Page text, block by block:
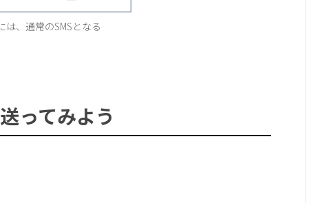
、通常のSMSとなる
ってみよう